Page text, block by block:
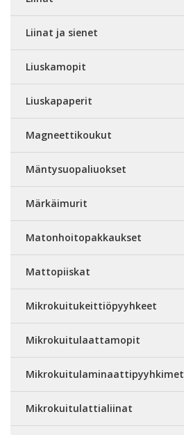
Liinat ja sienet
Liuskamopit
Liuskapaperit
Magneettikoukut
Mäntysuopaliuokset
Märkäimurit
Matonhoitopakkaukset
Mattopiiskat
Mikrokuitukeittiöpyyhkeet
Mikrokuitulaattamopit
Mikrokuitulaminaattipyyhkimet
Mikrokuitulattialiinat